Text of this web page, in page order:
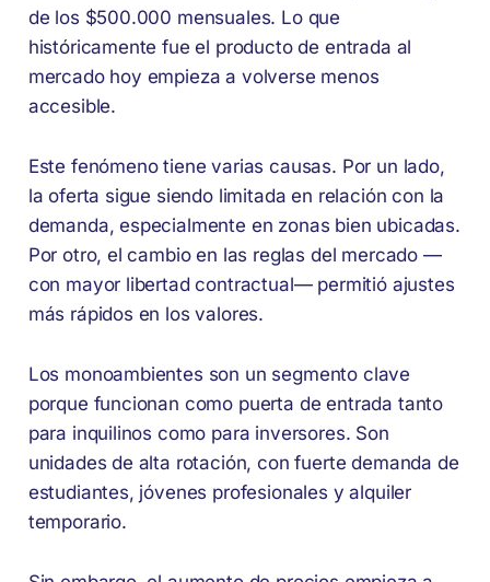
de los $500.000 mensuales. Lo que
históricamente fue el producto de entrada al
mercado hoy empieza a volverse menos
accesible.
Este fenómeno tiene varias causas. Por un lado,
la oferta sigue siendo limitada en relación con la
demanda, especialmente en zonas bien ubicadas.
Por otro, el cambio en las reglas del mercado —
con mayor libertad contractual— permitió ajustes
más rápidos en los valores.
Los monoambientes son un segmento clave
porque funcionan como puerta de entrada tanto
para inquilinos como para inversores. Son
unidades de alta rotación, con fuerte demanda de
estudiantes, jóvenes profesionales y alquiler
temporario.